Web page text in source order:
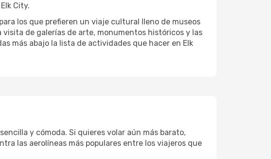
City.
los que prefieren un viaje cultural lleno de museos
de galerías de arte, monumentos históricos y las
más abajo la lista de actividades que hacer en Elk
y cómoda. Si quieres volar aún más barato,
las aerolíneas más populares entre los viajeros que